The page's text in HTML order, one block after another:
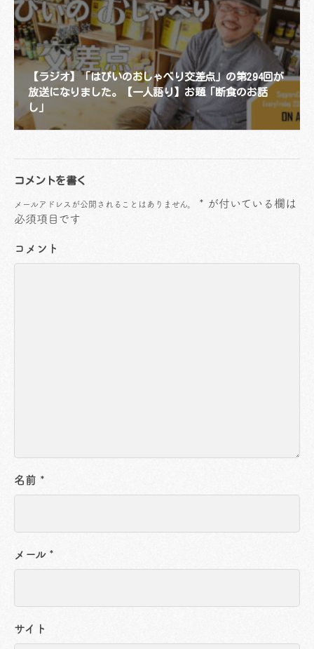
【ラジオ】「はぴいのおしゃべり交差点」の第294回が
放送になりました。【一人語り】お題「断食のお話
し」
コメントを書く
メールアドレスが公開されることはありません。 * が付いている欄は
必須項目です
コメント
名前 *
メール *
サイト